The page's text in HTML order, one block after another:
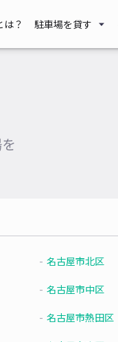
は？ 駐車場を貸す
名古屋市北区
名古屋市中区
名古屋市熱田区